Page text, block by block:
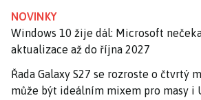
NOVINKY
Windows 10 žije dál: Microsoft
aktualizace až do října 2027
Řada Galaxy S27 se rozroste o čtvrtý
může být ideálním mixem pro masy i